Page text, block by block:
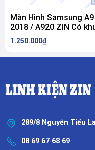
Màn Hình Samsung A9
2018 / A920 ZIN Có
1.250.000₫
289/8 Nguyễn Tiểu
08 69 67 68 69